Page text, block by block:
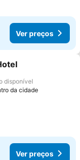
Ver preços
favoritos
disponível
da cidade
Ver preços